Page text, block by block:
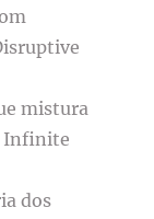
mistura
Infinite
dos